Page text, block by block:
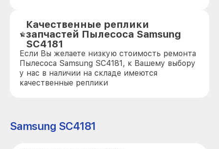
Качественные реплики
запчастей Пылесоса Samsung
SC4181
Если Вы желаете низкую стоимость ремонта
Пылесоса Samsung SC4181, к Вашему выбору
у нас в наличии на складе имеются
качественные реплики
Samsung SC4181